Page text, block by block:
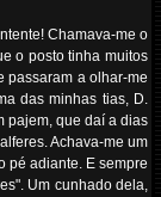
Chamava-me o
o posto tinha muitos
passaram a olhar-me
das minhas tias, D.
pajem, que daí a dias
Achava-me um
pé adiante. E sempre
Um cunhado dela,